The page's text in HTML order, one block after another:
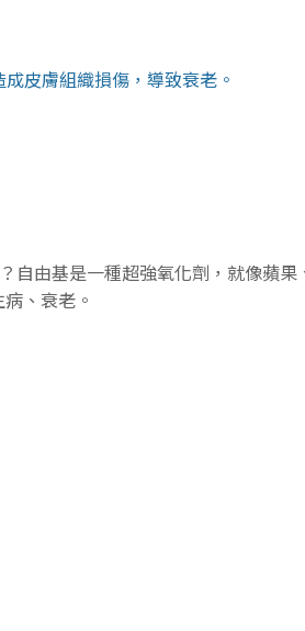
皮膚組織損傷，導致衰老。
由基是一種超強氧化劑，就像蘋
、衰老。